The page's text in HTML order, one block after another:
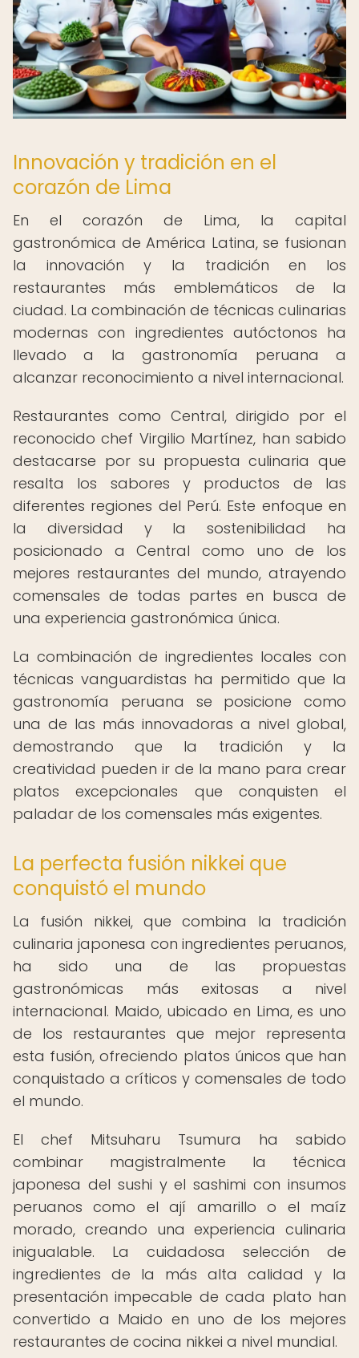
Innovación y tradición en el
corazón de Lima
En el corazón de Lima, la capital
gastronómica de América Latina, se fusionan
la innovación y la tradición en los
restaurantes más emblemáticos de la
ciudad. La combinación de técnicas culinarias
modernas con ingredientes autóctonos ha
llevado a la gastronomía peruana a
alcanzar reconocimiento a nivel internacional.
Restaurantes como Central, dirigido por el
reconocido chef Virgilio Martínez, han sabido
destacarse por su propuesta culinaria que
resalta los sabores y productos de las
diferentes regiones del Perú. Este enfoque en
la diversidad y la sostenibilidad ha
posicionado a Central como uno de los
mejores restaurantes del mundo, atrayendo
comensales de todas partes en busca de
una experiencia gastronómica única.
La combinación de ingredientes locales con
técnicas vanguardistas ha permitido que la
gastronomía peruana se posicione como
una de las más innovadoras a nivel global,
demostrando que la tradición y la
creatividad pueden ir de la mano para crear
platos excepcionales que conquisten el
paladar de los comensales más exigentes.
La perfecta fusión nikkei que
conquistó el mundo
La fusión nikkei, que combina la tradición
culinaria japonesa con ingredientes peruanos,
ha sido una de las propuestas
gastronómicas más exitosas a nivel
internacional. Maido, ubicado en Lima, es uno
de los restaurantes que mejor representa
esta fusión, ofreciendo platos únicos que han
conquistado a críticos y comensales de todo
el mundo.
El chef Mitsuharu Tsumura ha sabido
combinar magistralmente la técnica
japonesa del sushi y el sashimi con insumos
peruanos como el ají amarillo o el maíz
morado, creando una experiencia culinaria
inigualable. La cuidadosa selección de
ingredientes de la más alta calidad y la
presentación impecable de cada plato han
convertido a Maido en uno de los mejores
restaurantes de cocina nikkei a nivel mundial.